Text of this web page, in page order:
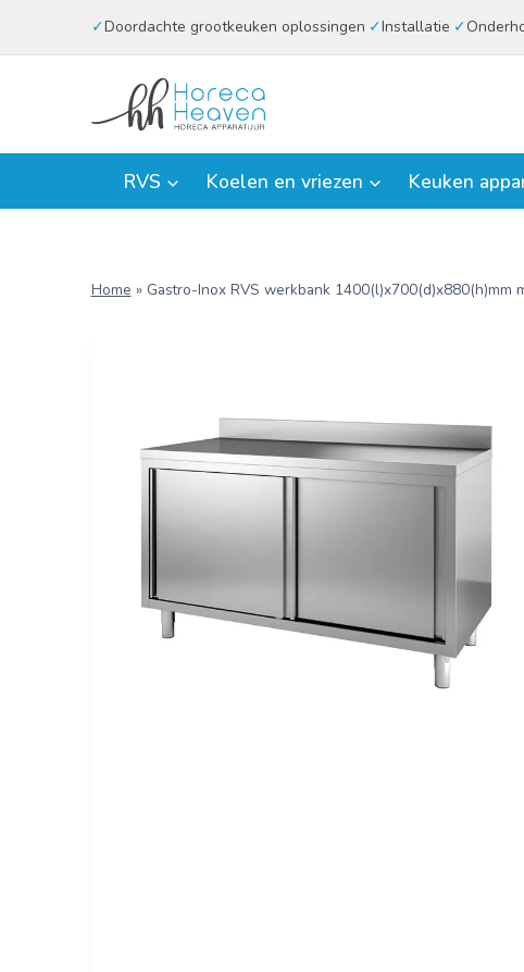
Doordachte grootkeuken oplossingen Installatie
RVS Koelen en vriezen Keuken
Home » Gastro-Inox RVS werkbank 1400(l)x700(d)x880(h)mm